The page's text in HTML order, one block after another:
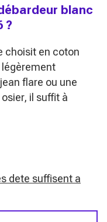
blanc
?
choisit en coton
flare ou une
il suffit à
dete suffisent a